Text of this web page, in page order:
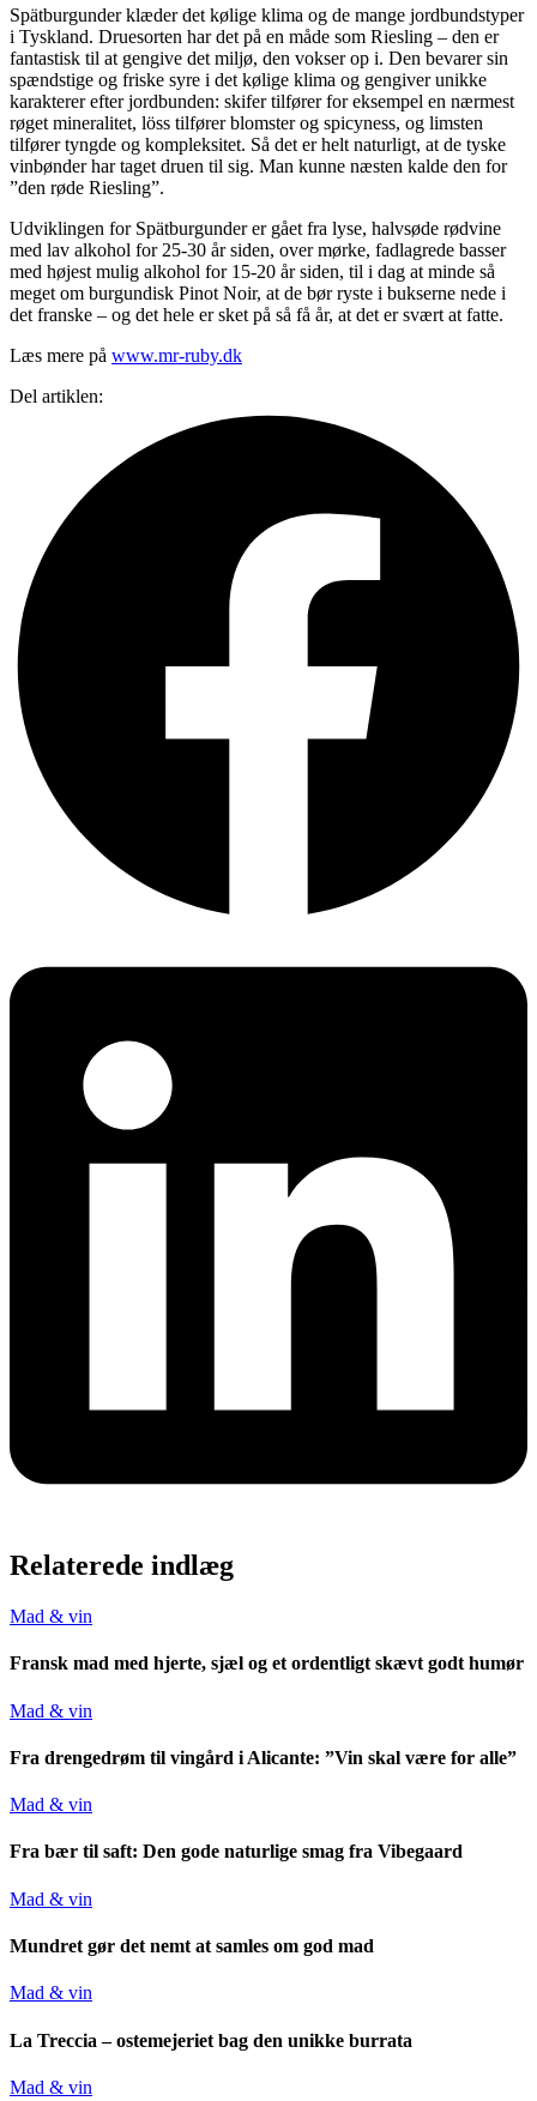
Spätburgunder klæder det kølige klima og de mange jordbundstyper
i Tyskland. Druesorten har det på en måde som Riesling – den er
fantastisk til at gengive det miljø, den vokser op i. Den bevarer sin
spændstige og friske syre i det kølige klima og gengiver unikke
karakterer efter jordbunden: skifer tilfører for eksempel en nærmest
røget mineralitet, löss tilfører blomster og spicyness, og limsten
tilfører tyngde og kompleksitet. Så det er helt naturligt, at de tyske
vinbønder har taget druen til sig. Man kunne næsten kalde den for
”den røde Riesling”.
Udviklingen for Spätburgunder er gået fra lyse, halvsøde rødvine
med lav alkohol for 25-30 år siden, over mørke, fadlagrede basser
med højest mulig alkohol for 15-20 år siden, til i dag at minde så
meget om burgundisk Pinot Noir, at de bør ryste i bukserne nede i
det franske – og det hele er sket på så få år, at det er svært at fatte.
Læs mere på www.mr-ruby.dk
Del artiklen:
Relaterede indlæg
Mad & vin
Fransk mad med hjerte, sjæl og et ordentligt skævt godt humør
Mad & vin
Fra drengedrøm til vingård i Alicante: ”Vin skal være for alle”
Mad & vin
Fra bær til saft: Den gode naturlige smag fra Vibegaard
Mad & vin
Mundret gør det nemt at samles om god mad
Mad & vin
La Treccia – ostemejeriet bag den unikke burrata
Mad & vin